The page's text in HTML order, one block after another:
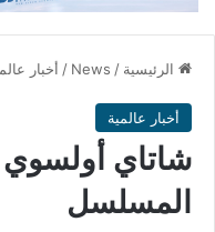
الرئيسية /
News
/ أخبار
أخبار عالمية
شاتاي
المسلسل